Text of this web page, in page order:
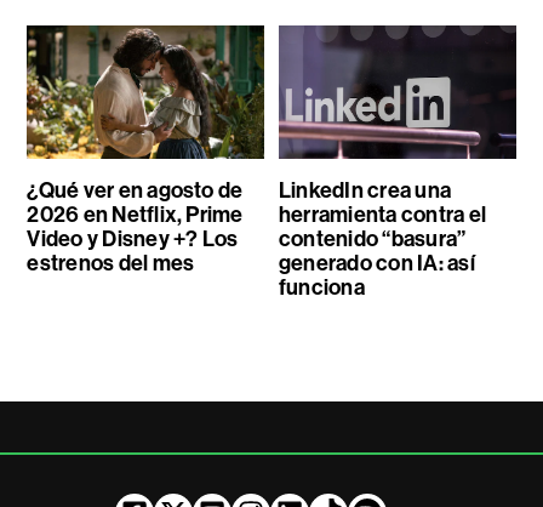
¿Qué ver en agosto de
2026 en Netflix, Prime
Video y Disney +? Los
estrenos del mes
LinkedIn crea una
herramienta contra el
contenido “basura”
generado con IA: así
funciona